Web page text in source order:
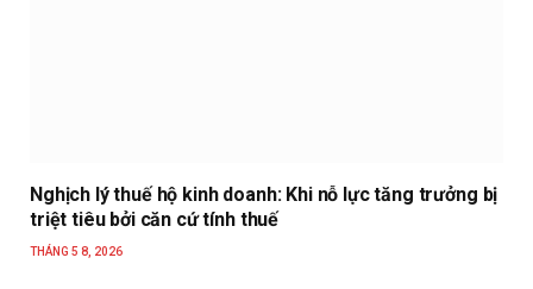
Nghịch lý thuế hộ kinh doanh: Khi nỗ lực tăng trưởng bị
triệt tiêu bởi căn cứ tính thuế
THÁNG 5 8, 2026